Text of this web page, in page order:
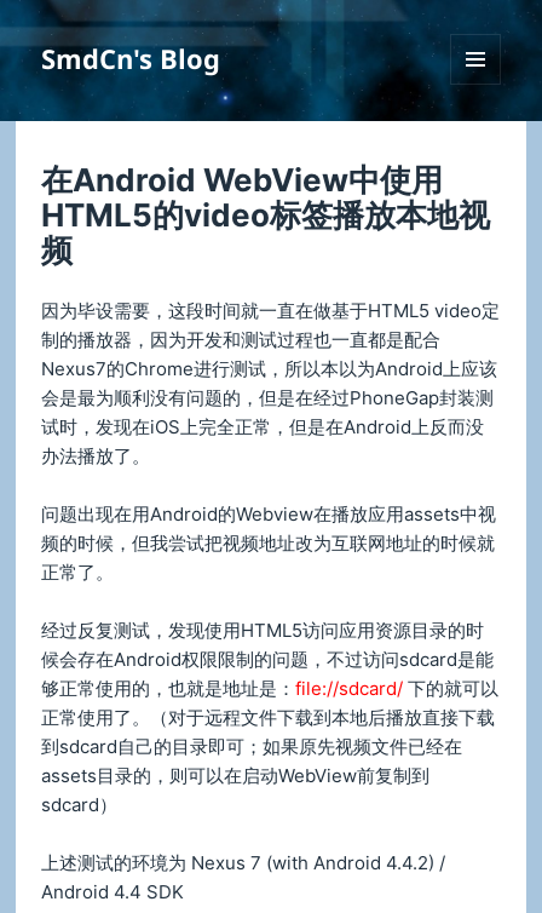
SmdCn's Blog
挂件
在Android WebView中使用
HTML5的video标签播放本地视
频
因为毕设需要，这段时间就一直在做基于HTML5 video定
制的播放器，因为开发和测试过程也一直都是配合
Nexus7的Chrome进行测试，所以本以为Android上应该
会是最为顺利没有问题的，但是在经过PhoneGap封装测
试时，发现在iOS上完全正常，但是在Android上反而没
办法播放了。
问题出现在用Android的Webview在播放应用assets中视
频的时候，但我尝试把视频地址改为互联网地址的时候就
正常了。
经过反复测试，发现使用HTML5访问应用资源目录的时
候会存在Android权限限制的问题，不过访问sdcard是能
够正常使用的，也就是地址是：file://sdcard/ 下的就可以
正常使用了。（对于远程文件下载到本地后播放直接下载
到sdcard自己的目录即可；如果原先视频文件已经在
assets目录的，则可以在启动WebView前复制到
sdcard）
上述测试的环境为 Nexus 7 (with Android 4.4.2) /
Android 4.4 SDK